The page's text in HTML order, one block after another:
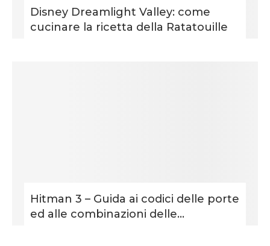
Disney Dreamlight Valley: come
cucinare la ricetta della Ratatouille
Hitman 3 – Guida ai codici delle porte
ed alle combinazioni delle...